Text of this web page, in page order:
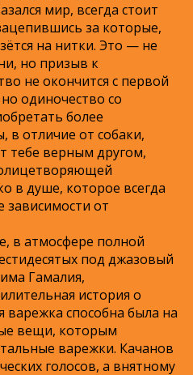
мир, всегда стоит
за которые,
на нитки. Это — не
но призыв к
не окончится с первой
одиночество со
более
отличие от собаки,
тебе верным другом,
в душе, которое всегда
зависимости от
в атмосфере полной
под джазовый
Гамалия,
история о
варежка способна была на
вещи, которым
варежки. Качанов
голосов, а внятному